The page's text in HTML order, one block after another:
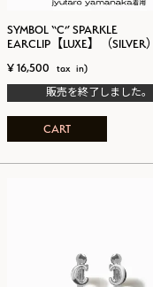
SYMBOL “C” SPARKLE
EARCLIP【LUXE】（SILVER）
¥ 16,500
販売を終了しました。
CART